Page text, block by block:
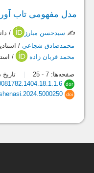
مدل مفهومی تاب
✍️ سیدحسن مبارز
/
محمدصادق شجاعی /
محمد قربان زاده
/
صفحه‌ها: 7
- تاریخ
dor
doi